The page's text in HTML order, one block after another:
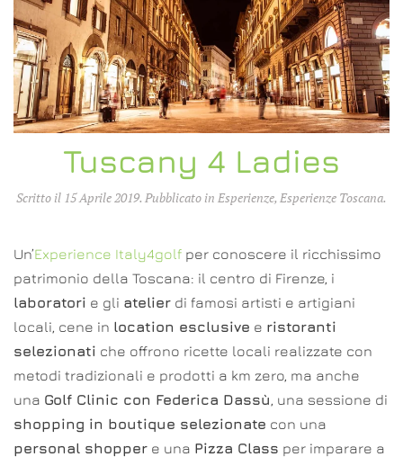
Tuscany 4 Ladies
Scritto il 15 Aprile 2019. Pubblicato in Esperienze,Esperienze Toscana.
Un’Experience Italy4golf per conoscere il ricchissimo
patrimonio della Toscana: il centro di Firenze, i
laboratori e gli atelier di famosi artisti e artigiani
locali, cene in location esclusive e ristoranti
selezionati che offrono ricette locali realizzate con
metodi tradizionali e prodotti a km zero, ma anche
una Golf Clinic con Federica Dassù, una sessione di
shopping in boutique selezionate con una
personal shopper e una Pizza Class per imparare a